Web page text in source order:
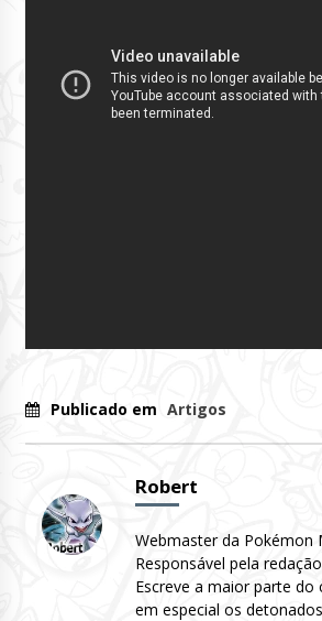
Publicado em Artigos
Robert
Webmaster da Pokémon
Responsável pela
Escreve a maior parte
em especial os